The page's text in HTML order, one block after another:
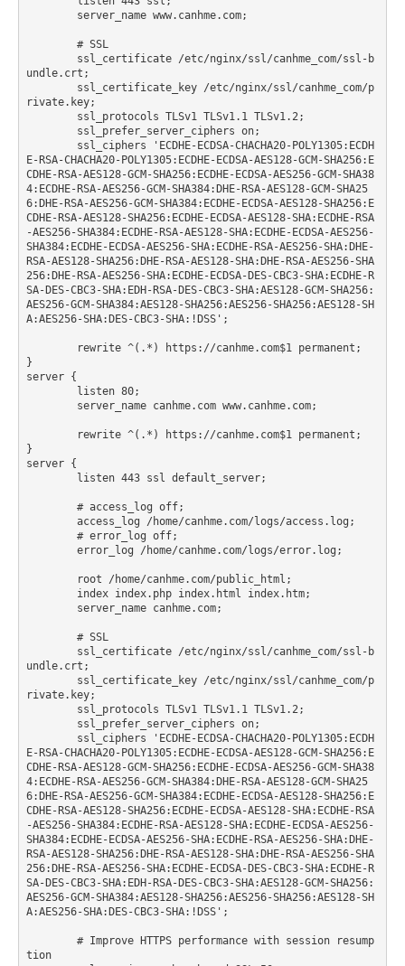
undle.crt;
rivate.key;
E-RSA-CHACHA20-POLY1305:ECDHE-ECDSA-AES128-GCM-SHA256:E
CDHE-RSA-AES128-GCM-SHA256:ECDHE-ECDSA-AES256-GCM-SHA38
4:ECDHE-RSA-AES256-GCM-SHA384:DHE-RSA-AES128-GCM-SHA25
6:DHE-RSA-AES256-GCM-SHA384:ECDHE-ECDSA-AES128-SHA256:E
CDHE-RSA-AES128-SHA256:ECDHE-ECDSA-AES128-SHA:ECDHE-RSA
-AES256-SHA384:ECDHE-RSA-AES128-SHA:ECDHE-ECDSA-AES256-
SHA384:ECDHE-ECDSA-AES256-SHA:ECDHE-RSA-AES256-SHA:DHE-
RSA-AES128-SHA256:DHE-RSA-AES128-SHA:DHE-RSA-AES256-SHA
256:DHE-RSA-AES256-SHA:ECDHE-ECDSA-DES-CBC3-SHA:ECDHE-R
SA-DES-CBC3-SHA:EDH-RSA-DES-CBC3-SHA:AES128-GCM-SHA256:
AES256-GCM-SHA384:AES128-SHA256:AES256-SHA256:AES128-SH
A:AES256-SHA:DES-CBC3-SHA:!DSS';
}
server {
}
server {
undle.crt;
rivate.key;
E-RSA-CHACHA20-POLY1305:ECDHE-ECDSA-AES128-GCM-SHA256:E
CDHE-RSA-AES128-GCM-SHA256:ECDHE-ECDSA-AES256-GCM-SHA38
4:ECDHE-RSA-AES256-GCM-SHA384:DHE-RSA-AES128-GCM-SHA25
6:DHE-RSA-AES256-GCM-SHA384:ECDHE-ECDSA-AES128-SHA256:E
CDHE-RSA-AES128-SHA256:ECDHE-ECDSA-AES128-SHA:ECDHE-RSA
-AES256-SHA384:ECDHE-RSA-AES128-SHA:ECDHE-ECDSA-AES256-
SHA384:ECDHE-ECDSA-AES256-SHA:ECDHE-RSA-AES256-SHA:DHE-
RSA-AES128-SHA256:DHE-RSA-AES128-SHA:DHE-RSA-AES256-SHA
256:DHE-RSA-AES256-SHA:ECDHE-ECDSA-DES-CBC3-SHA:ECDHE-R
SA-DES-CBC3-SHA:EDH-RSA-DES-CBC3-SHA:AES128-GCM-SHA256:
AES256-GCM-SHA384:AES128-SHA256:AES256-SHA256:AES128-SH
A:AES256-SHA:DES-CBC3-SHA:!DSS';
tion